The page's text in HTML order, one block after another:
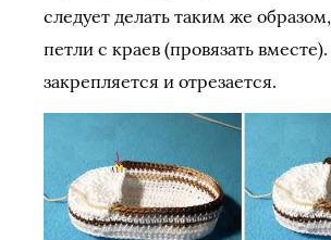
следует делать таким же
петли с краев (провязать
закрепляется и отрезается.